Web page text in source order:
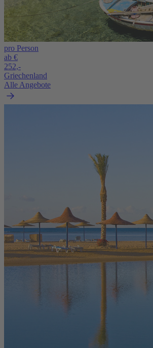
pro Person
ab €
252,-
Griechenland
Alle Angebote